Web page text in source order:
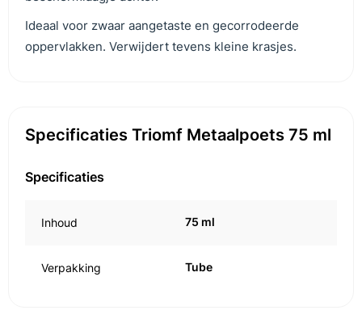
Ideaal voor zwaar aangetaste en gecorrodeerde
oppervlakken. Verwijdert tevens kleine krasjes.
Specificaties Triomf Metaalpoets 75 ml
Specificaties
Inhoud 75 ml
Verpakking Tube